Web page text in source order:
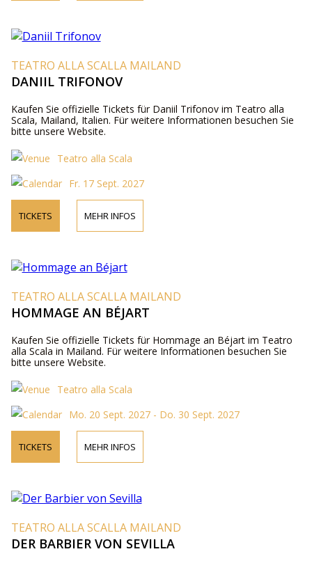
TEATRO ALLA SCALLA MAILAND
DANIIL TRIFONOV
Kaufen Sie offizielle Tickets für Daniil Trifonov im Teatro alla
Scala, Mailand, Italien. Für weitere Informationen besuchen Sie
bitte unsere Website.
Teatro alla Scala
Fr. 17 Sept. 2027
TICKETS MEHR INFOS
TEATRO ALLA SCALLA MAILAND
HOMMAGE AN BÉJART
Kaufen Sie offizielle Tickets für Hommage an Béjart im Teatro
alla Scala in Mailand. Für weitere Informationen besuchen Sie
bitte unsere Website.
Teatro alla Scala
Mo. 20 Sept. 2027 - Do. 30 Sept. 2027
TICKETS MEHR INFOS
TEATRO ALLA SCALLA MAILAND
DER BARBIER VON SEVILLA